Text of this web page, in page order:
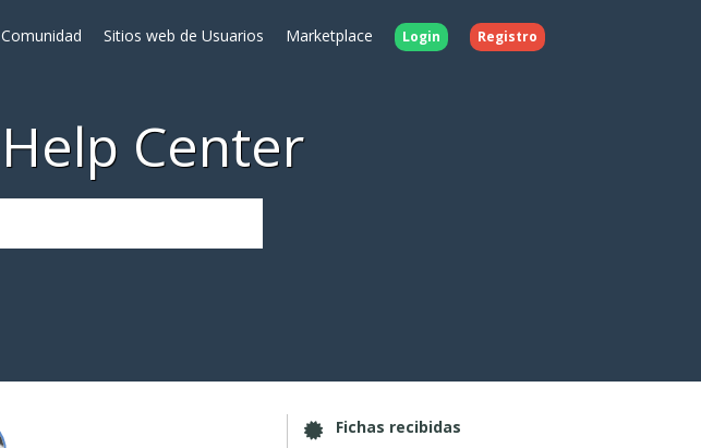
Comunidad Sitios web de Usuarios Marketplace Login Registro
Help Center
Fichas recibidas